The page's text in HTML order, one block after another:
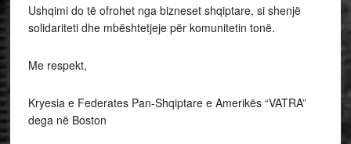
Ushqimi do të ofrohet nga bizneset shqiptare, si shenjë
solidariteti dhe mbështetjeje për komunitetin tonë.
Me respekt,
Kryesia e Federates Pan-Shqiptare e Amerikës “VATRA”
dega në Boston